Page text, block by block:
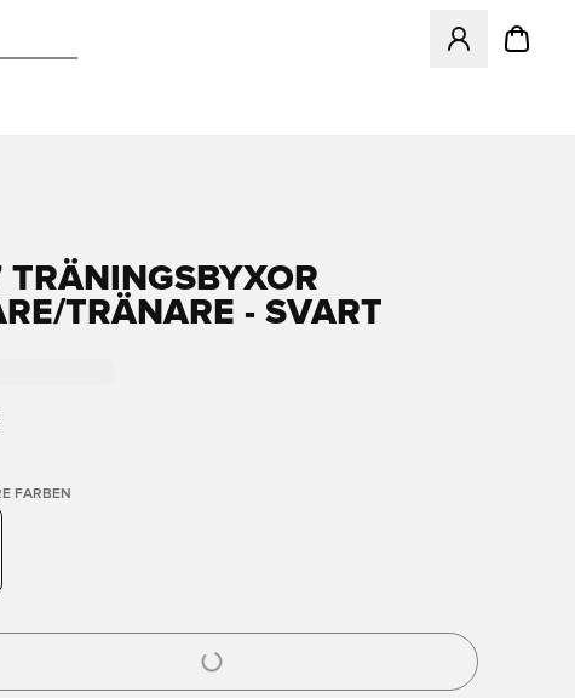
Öffnet ein
TRÄNINGSBYXOR
TRÄNARE - SVART
FARBEN
Fenster zum Anmelden oder Registrieren als Mitglied